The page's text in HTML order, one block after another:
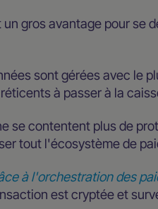
gros avantage pour se
sont gérées avec le
à passer à la
se contentent plus de
tout l'écosystème de
à l'orchestration des
est cryptée et